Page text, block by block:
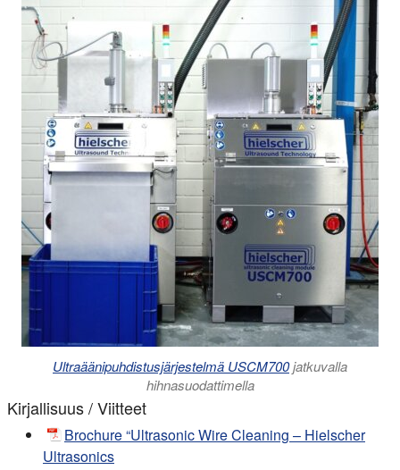
Ultraäänipuhdistusjärjestelmä USCM700jatkuvalla
hihnasuodattimella
Kirjallisuus / Viitteet
Brochure “Ultrasonic Wire Cleaning – Hielscher
Ultrasonics